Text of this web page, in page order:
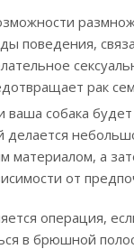
поведения,
рак
ваша собака
материалом, а
от
операция,
в брюшной